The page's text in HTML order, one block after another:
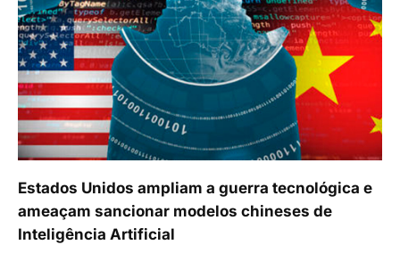
Estados Unidos ampliam a guerra tecnológica e
ameaçam sancionar modelos chineses de
Inteligência Artificial